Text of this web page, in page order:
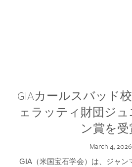
GIAカールスバッド
ェラッティ財団ジ
ン賞を受
March 4, 2026
GIA（米国宝石学会）は、ジャン